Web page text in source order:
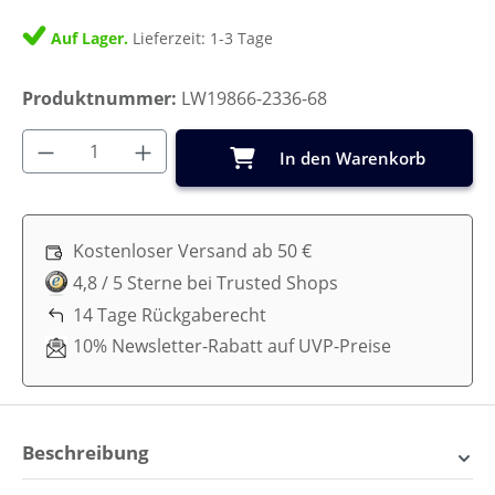
Auf Lager. Lieferzeit: 1-3 Tage
Produktnummer: LW19866-2336-68
Produkt Anzahl: Gib den gewünschten
In den Warenkorb
Kostenloser Versand ab 50 €
4,8 / 5 Sterne bei Trusted Shops
14 Tage Rückgaberecht
10% Newsletter-Rabatt auf UVP-Preise
Beschreibung